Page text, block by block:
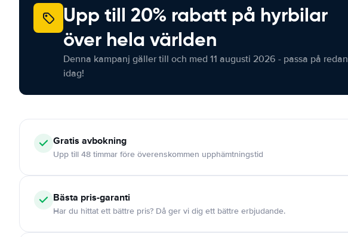
Upp till 20% rabatt på hyrbilar
över hela världen
Denna kampanj gäller till och med 11 augusti 2026 - passa på redan
idag!
Gratis avbokning
Upp till 48 timmar före överenskommen upphämtningstid
Bästa pris-garanti
Har du hittat ett bättre pris? Då ger vi dig ett bättre erbjudande.